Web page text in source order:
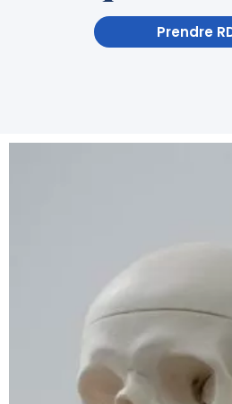
Prendre